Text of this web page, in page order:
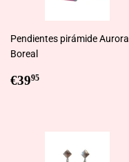
Pendientes pirámide Aurora
Boreal
Regular
€3995